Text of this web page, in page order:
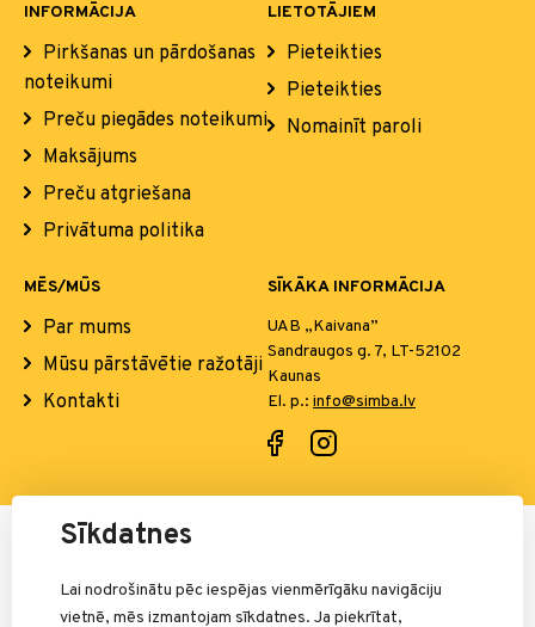
INFORMĀCIJA
Pirkšanas un pārdošanas
noteikumi
Preču piegādes noteikumi
Maksājums
Preču atgriešana
Privātuma politika
LIETOTĀJIEM
Pieteikties
Pieteikties
Nomainīt paroli
MĒS/MŪS
Par mums
Mūsu pārstāvētie ražotāji
Kontakti
SĪKĀKA INFORMĀCIJA
UAB „Kaivana”
Sandraugos g. 7, LT-52102
Kaunas
El. p.: info@simba.lv
Par maksājumiem atbild:
Sīkdatnes
Lai nodrošinātu pēc iespējas vienmērīgāku navigāciju
vietnē, mēs izmantojam sīkdatnes. Ja piekrītat,